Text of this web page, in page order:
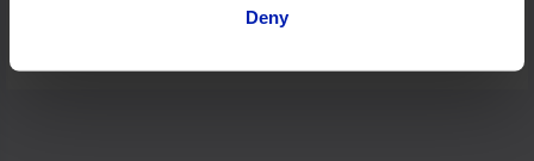
Deny